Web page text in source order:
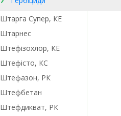
Штарга Супер, КЕ
Штарнес
Штефізохлор, КЕ
Штефісто, КС
Штефазон, РК
Штефбетан
Штефдикват, РК